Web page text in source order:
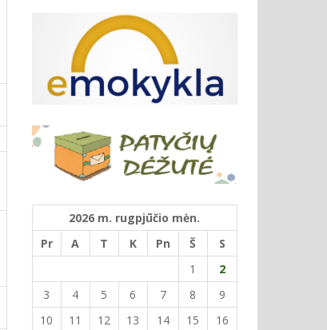
2026 m. rugpjūčio mėn.
Pr
A T K Pn Š
S
1
2
3
4 5 6 7 8
9
10
11 12 13 14 15
16